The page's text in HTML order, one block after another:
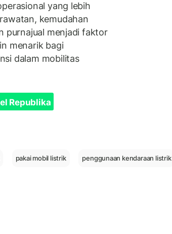
yang lebih
kemudahan
purnajual menjadi faktor
menarik bagi
dalam mobilitas
Republika
pakai mobil listrik penggunaan kendaraan listrik